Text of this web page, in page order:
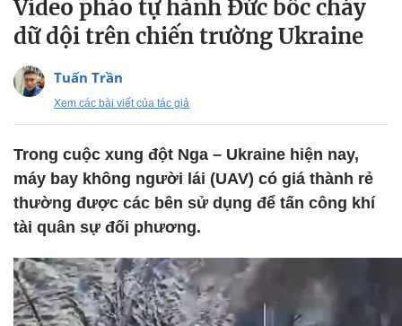
Video pháo tự hành Đức bốc cháy
dữ dội trên chiến trường Ukraine
Tuấn Trần
Xem các bài viết của tác giả
Trong cuộc xung đột Nga – Ukraine hiện nay,
máy bay không người lái (UAV) có giá thành rẻ
thường được các bên sử dụng để tấn công khí
tài quân sự đối phương.